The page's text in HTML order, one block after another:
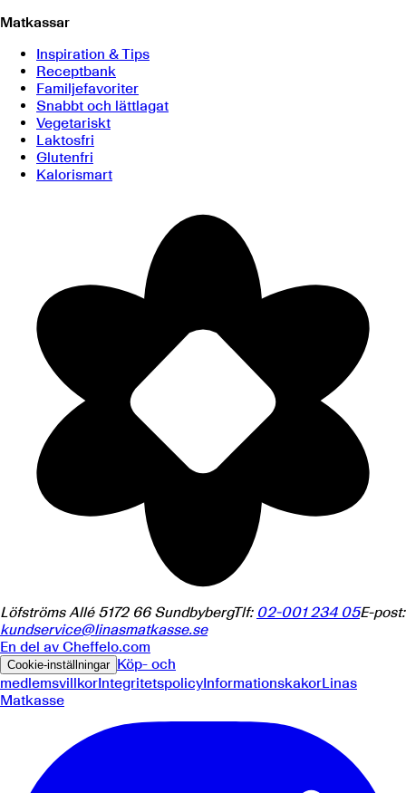
Matkassar
Inspiration & Tips
Receptbank
Familjefavoriter
Snabbt och lättlagat
Vegetariskt
Laktosfri
Glutenfri
Kalorismart
Löfströms Allé 5172 66 SundbybergTlf: 02-001 234 05E-post:
kundservice@linasmatkasse.se
En del av Cheffelo.com
Cookie-inställningar Köp- och
medlemsvillkorIntegritetspolicyInformationskakorLinas
Matkasse